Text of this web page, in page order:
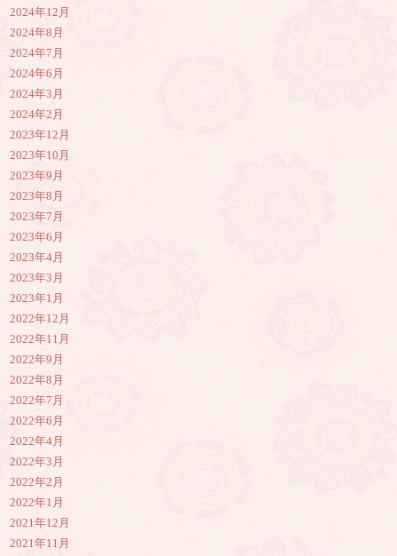
2024年12月
2024年8月
2024年7月
2024年6月
2024年3月
2024年2月
2023年12月
2023年10月
2023年9月
2023年8月
2023年7月
2023年6月
2023年4月
2023年3月
2023年1月
2022年12月
2022年11月
2022年9月
2022年8月
2022年7月
2022年6月
2022年4月
2022年3月
2022年2月
2022年1月
2021年12月
2021年11月